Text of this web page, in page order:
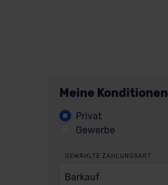
Meine Konditionen
Privat
Gewerbe
GEWÄHLTE ZAHLUNGSART
Barkauf